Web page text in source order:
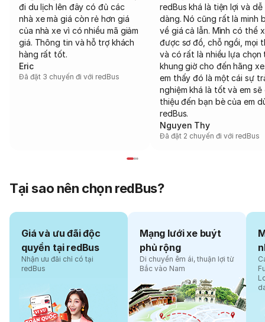
đi du lịch lên đây có đủ các
nhà xe mà giá còn rẻ hơn giá
của nhà xe vì có nhiều mã giảm
giá. Thông tin và hỗ trợ khách
hàng rất tốt.
Eric
Đã đặt 3 chuyến đi với redBus
redBus khá là tiện lợi và dễ
dàng. Nó cũng rất là minh
về giá cả lẫn. Mình có thể
được sơ đồ, chỗ ngồi, mọi
và có rất là nhiều lựa chọn
khung giờ cho đến hãng
em thấy đó là một cái sự
nghiệm khá là tốt và em sẽ
thiệu đến bạn bè của em
redBus.
Nguyen Thy
Đã đặt 2 chuyến đi với redBus
Tại sao nên chọn redBus?
Giá và ưu đãi độc
quyền tại redBus
Nhận ưu đãi chỉ có tại
redBus
Mạng lưới xe buýt
phủ rộng
Di chuyển êm ái, thuận lợi từ
Bắc vào Nam